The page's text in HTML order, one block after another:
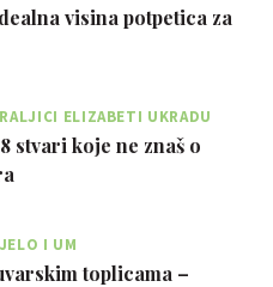
visina potpetica za
ELIZABETI UKRADU
stvari koje ne znaš o
I UM
toplicama –